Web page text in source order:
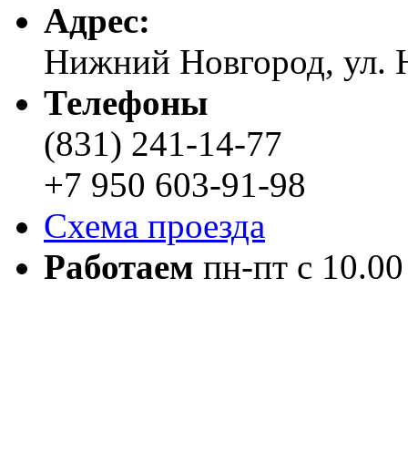
Адреc:
Нижний Новгород, ул.
Телефоны
(831) 241-14-77
+7 950 603-91-98
Схема проезда
Работаем пн-пт с